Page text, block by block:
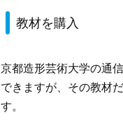
教材を購入
京都造形芸術大学の通
できますが、その教材
す。